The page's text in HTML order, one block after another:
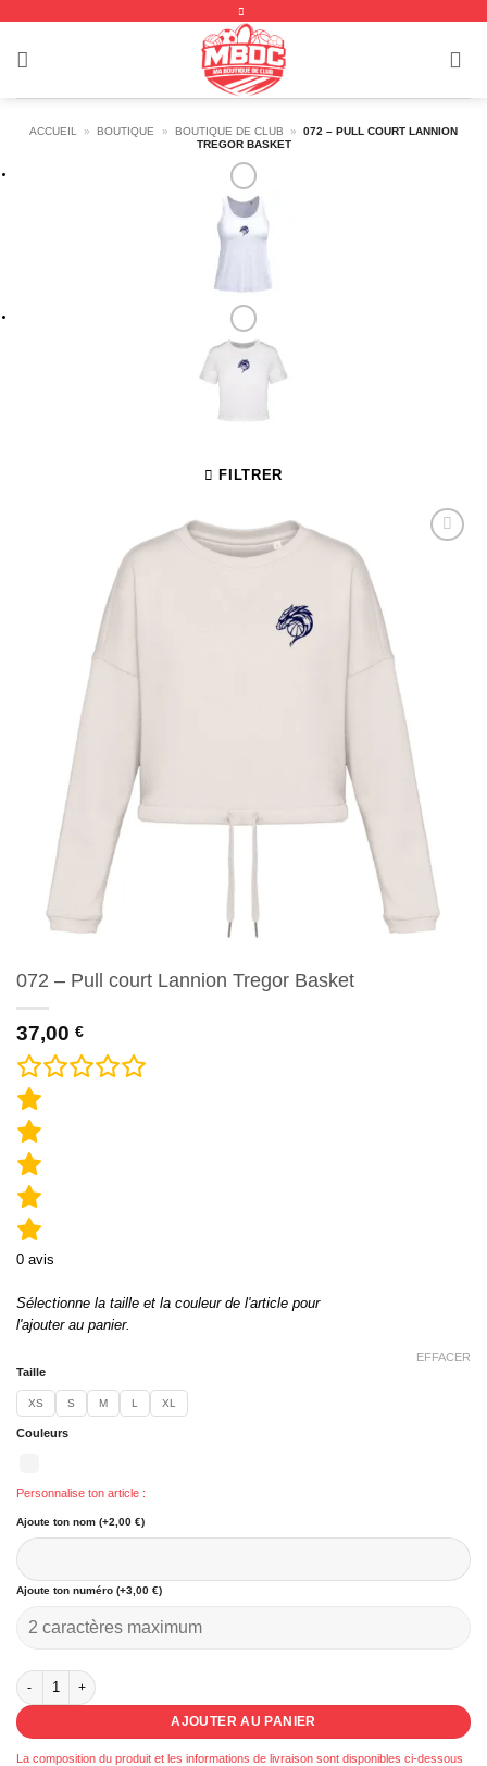
contenu
ACCUEIL » BOUTIQUE » BOUTIQUE DE CLUB »
072 – PULL COURT LANNION
TREGOR BASKET
FILTRER
072 – Pull court Lannion Tregor Basket
37,00 €
0 avis
Sélectionne la taille et la couleur de l'article pour
l'ajouter au panier.
Taille
XS S M L XL
Couleurs
EFFACER
Personnalise ton article :
Ajoute ton nom (+2,00 €)
Ajoute ton numéro (+3,00 €)
quantité de 072 - Pull court Lannion Tregor Basket
AJOUTER AU PANIER
La composition du produit et les informations de livraison sont disponibles ci-dessous